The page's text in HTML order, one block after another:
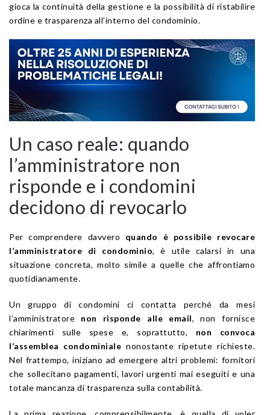
gioca la continuità della gestione e la possibilità di ristabilire
ordine e trasparenza all’interno del condominio.
Un caso reale: quando
l’amministratore non
risponde e i condomini
decidono di revocarlo
Per comprendere davvero quando è possibile revocare
l’amministratore di condominio, è utile calarsi in una
situazione concreta, molto simile a quelle che affrontiamo
quotidianamente.
Un gruppo di condomini ci contatta perché da mesi
l’amministratore non risponde alle email, non fornisce
chiarimenti sulle spese e, soprattutto, non convoca
l’assemblea condominiale nonostante ripetute richieste.
Nel frattempo, iniziano ad emergere altri problemi: fornitori
che sollecitano pagamenti, lavori urgenti mai eseguiti e una
totale mancanza di trasparenza sulla contabilità.